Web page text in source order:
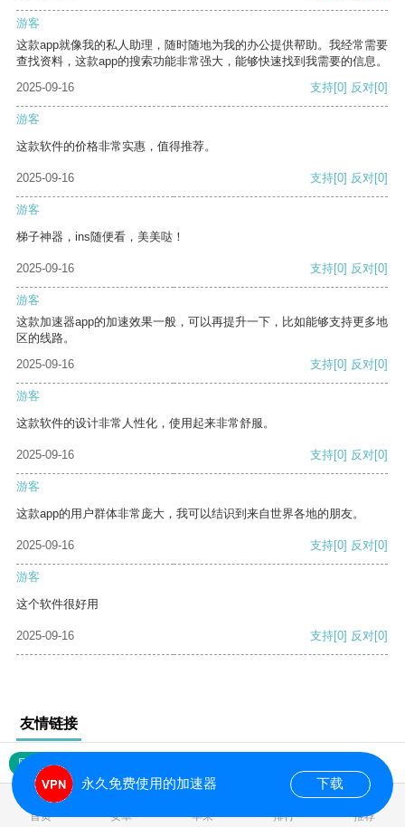
游客
这款app就像我的私人助理，随时随地为我的办公提供帮助。我经常需要
查找资料，这款app的搜索功能非常强大，能够快速找到我需要的信息。
2025-09-16
支持[0] 反对[0]
游客
这款软件的价格非常实惠，值得推荐。
2025-09-16 支持[0] 反对[0]
游客
梯子神器，ins随便看，美美哒！
2025-09-16 支持[0] 反对[0]
游客
这款加速器app的加速效果一般，可以再提升一下，比如能够支持更多地
区的线路。
2025-09-16
支持[0] 反对[0]
游客
这款软件的设计非常人性化，使用起来非常舒服。
2025-09-16 支持[0] 反对[0]
游客
这款app的用户群体非常庞大，我可以结识到来自世界各地的朋友。
2025-09-16 支持[0] 反对[0]
游客
这个软件很好用
2025-09-16 支持[0] 反对[0]
友情链接
网站地图
首页 安卓 苹果 排行 推荐
永久免费使用的加速器 下载
0.017265s